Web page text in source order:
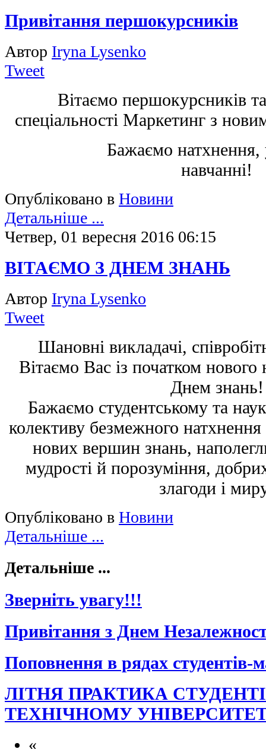
Привітання першокурсників
Автор Iryna Lysenko
Tweet
Вітаємо першокурсників та
спеціальності Маркетинг з
Бажаємо натхнення,
навчанні!
Опубліковано в Новини
Детальніше ...
Четвер, 01 вересня 2016 06:15
ВІТАЄМО З ДНЕМ ЗНАНЬ
Автор Iryna Lysenko
Tweet
Шановні викладачі,
Вітаємо Вас із початком нового
Днем знань!
Бажаємо студентському та
колективу безмежного
нових вершин знань,
мудрості й порозуміння,
злагоди і
Опубліковано в Новини
Детальніше ...
Детальніше ...
Зверніть увагу!!!
Привітання з Днем
Поповнення в рядах студентів-
ЛІТНЯ ПРАКТИКА
ТЕХНІЧНОМУ
«